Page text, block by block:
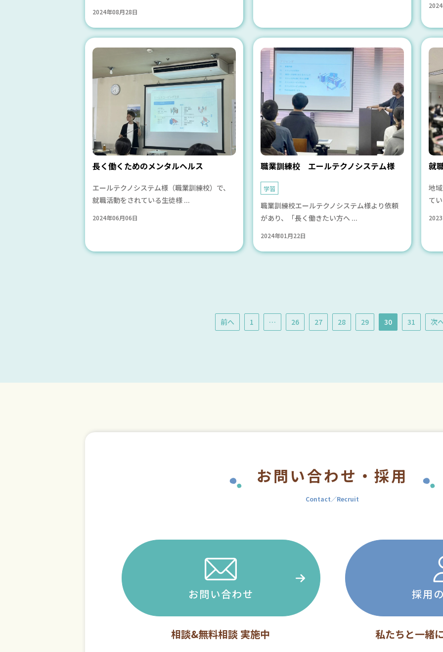
2024年08月28日
長く働くためのメンタルヘルス
エールテクノシステム様（職業訓練校）で、
就職活動をされている生徒様 ...
2024年06月06日
職業訓練校 エールテクノシステム様
学習
職業訓練校エールテクノシステム様より依頼
があり、「長く働きたい方へ ...
2024年01月22日
就
地
て
前へ 1 … 26 27 28 29 30 31 次
お問い合わせ・ 採用
Contact／Recruit
お問い合わせ
相談&無料相談 実施中
採用
私たちと一緒